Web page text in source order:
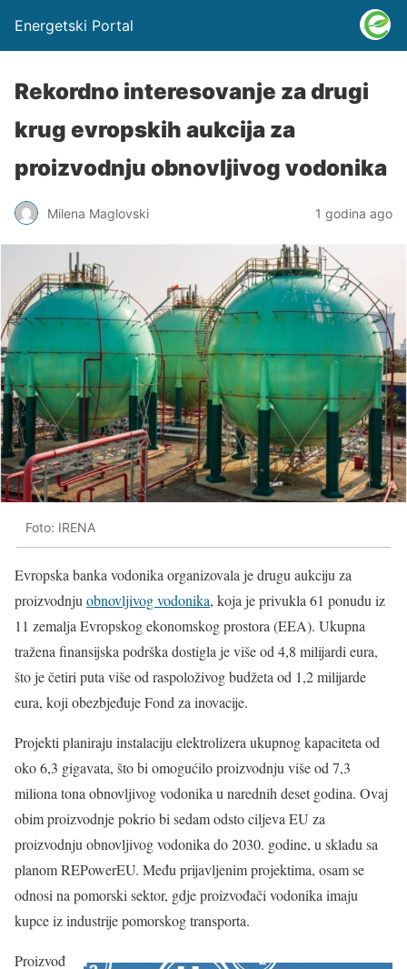
Energetski Portal
Rekordno interesovanje za drugi
krug evropskih aukcija za
proizvodnju obnovljivog vodonika
Milena Maglovski 1 godina ago
Foto: IRENA
Evropska banka vodonika organizovala je drugu aukciju za
proizvodnju obnovljivog vodonika, koja je privukla 61 ponudu iz
11 zemalja Evropskog ekonomskog prostora (EEA). Ukupna
tražena finansijska podrška dostigla je više od 4,8 milijardi eura,
što je četiri puta više od raspoloživog budžeta od 1,2 milijarde
eura, koji obezbjeđuje Fond za inovacije.
Projekti planiraju instalaciju elektrolizera ukupnog kapaciteta od
oko 6,3 gigavata, što bi omogućilo proizvodnju više od 7,3
miliona tona obnovljivog vodonika u narednih deset godina. Ovaj
obim proizvodnje pokrio bi sedam odsto ciljeva EU za
proizvodnju obnovljivog vodonika do 2030. godine, u skladu sa
planom REPowerEU. Među prijavljenim projektima, osam se
odnosi na pomorski sektor, gdje proizvođači vodonika imaju
kupce iz industrije pomorskog transporta.
Proizvođ